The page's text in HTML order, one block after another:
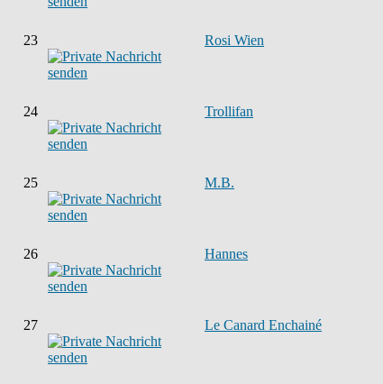
23 Rosi Wien
24 Trollifan
25 M.B.
26 Hannes
27 Le Canard Enchainé